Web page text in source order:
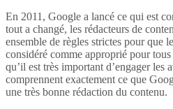
En 2011, Google a lancé ce qui est
tout a changé, les rédacteurs de
ensemble de règles strictes pour que
considéré comme approprié pour
qu’il est très important d’engager les
comprennent exactement ce que
une très bonne rédaction du contenu.